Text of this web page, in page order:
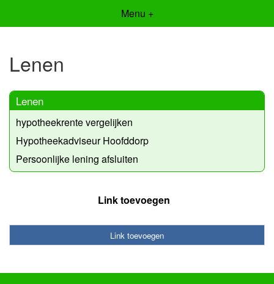
Menu +
Lenen
Lenen
hypotheekrente vergelijken
Hypotheekadviseur Hoofddorp
Persoonlijke lening afsluiten
Link toevoegen
Link toevoegen